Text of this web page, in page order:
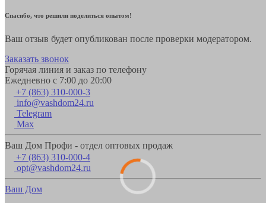
Спасибо, что решили поделиться опытом!
Ваш отзыв будет опубликован после проверки модератором.
Заказать звонок
Горячая линия и заказ по телефону
Ежедневно с 7:00 до 20:00
+7 (863) 310-000-3
info@vashdom24.ru
Telegram
Max
Ваш Дом Профи - отдел оптовых продаж
+7 (863) 310-000-4
opt@vashdom24.ru
Ваш Дом